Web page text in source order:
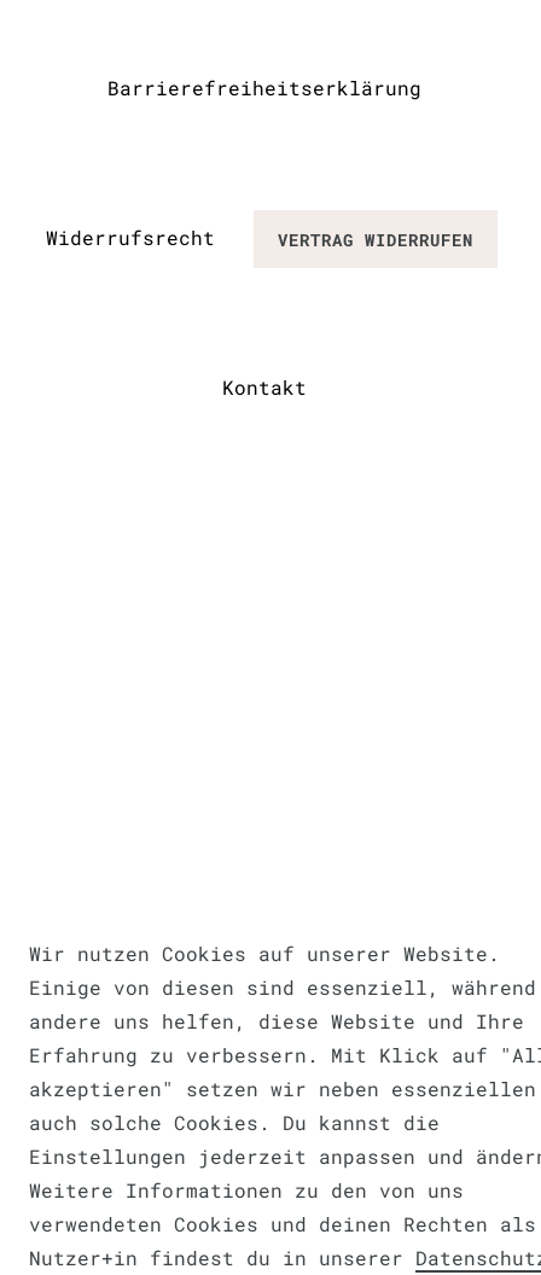
Wir nutzen Cookies auf unserer Website.
Einige von diesen sind essenziell, während
andere uns helfen, diese Website und Ihre
Erfahrung zu verbessern. Mit Klick auf
akzeptieren" setzen wir neben essenziellen
auch solche Cookies. Du kannst die
Einstellungen jederzeit anpassen und
Weitere Informationen zu den von uns
verwendeten Cookies und deinen Rechten als
Nutzer+in findest du in unserer
Barrierefreiheitserklärung
Widerrufs­recht VERTRAG WIDERRUFEN
Kontakt